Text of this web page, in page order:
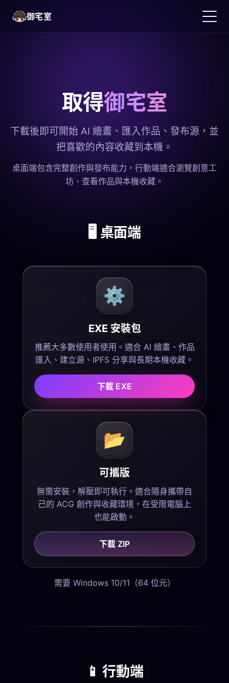
御宅室
繁體中文
取得御宅室
下載後即可開始 AI 繪畫、匯入作品、發布源，並
把喜歡的內容收藏到本機。
桌面端包含完整創作與發布能力，行動端適合瀏覽創意工
坊、查看作品與本機收藏。
🖥️ 桌面端
⚙️
EXE 安裝包
推薦大多數使用者使用。適合 AI 繪畫、作品
匯入、建立源、IPFS 分享與長期本機收藏。
下載 EXE
📂
可攜版
無需安裝，解壓即可執行。適合隨身攜帶自
己的 ACG 創作與收藏環境，在受限電腦上
也能啟動。
下載 ZIP
需要 Windows 10/11（64 位元）
📱 行動端